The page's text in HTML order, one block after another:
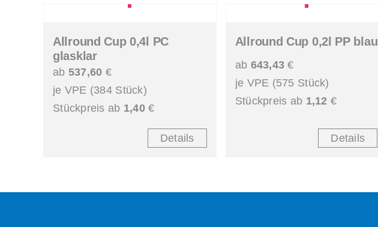
Allround Cup 0,4l PC
glasklar
ab 537,60 €
je VPE (384 Stück)
Stückpreis ab 1,40€
Details
Allround Cup 0,2l PP blau
ab 643,43 €
je VPE (575 Stück)
Stückpreis ab 1,12 €
Details